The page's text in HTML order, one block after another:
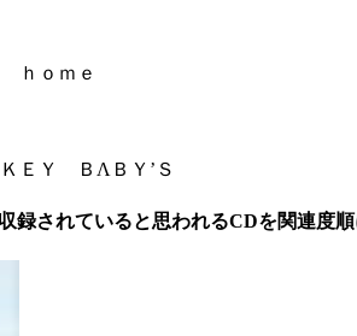
ｈｏｍｅ
ＥＹ ＢΛＢＹ’Ｓ
録されていると思われるCDを関連度